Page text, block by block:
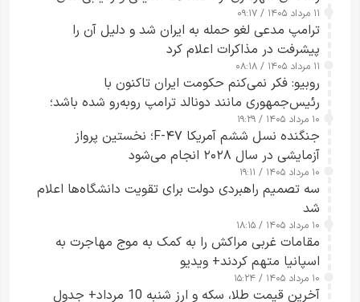
جاسوسی گفت
۱۱ مرداد ۱۴۰۵ / ۰۹:۱۷
ترامپ مدعی لغو حمله به ایران شد و دلیل آن را
پیشرفت در مذاکرات اعلام کرد
۱۱ مرداد ۱۴۰۵ / ۰۸:۱۸
روبیو: فکر نمی‌کنم حکومت ایران تاکنون با
رئیس‌جمهوری مانند دونالد ترامپ روبه‌رو شده باشد؛
کسی که واقعاً دست به اقدام می‌زند
۱۰ مرداد ۱۴۰۵ / ۱۹:۲۹
جنگنده نسل ششم آمریکا F-۴۷؛ نخستین پرواز
آزمایشی در سال ۲۰۲۸ انجام می‌شود
۱۰ مرداد ۱۴۰۵ / ۱۹:۱۱
سه تصمیم راهبردی دولت برای تقویت دانشگاه‌ها اعلام
شد
۱۰ مرداد ۱۴۰۵ / ۱۸:۱۵
مقامات غربی مراکش را به کمک به موج مهاجرت به
اسپانیا متهم کردند+ ویدیو
۱۰ مرداد ۱۴۰۵ / ۱۵:۲۴
آخرین قیمت طلا، سکه و ارز شنبه 10 مرداد+ جدول